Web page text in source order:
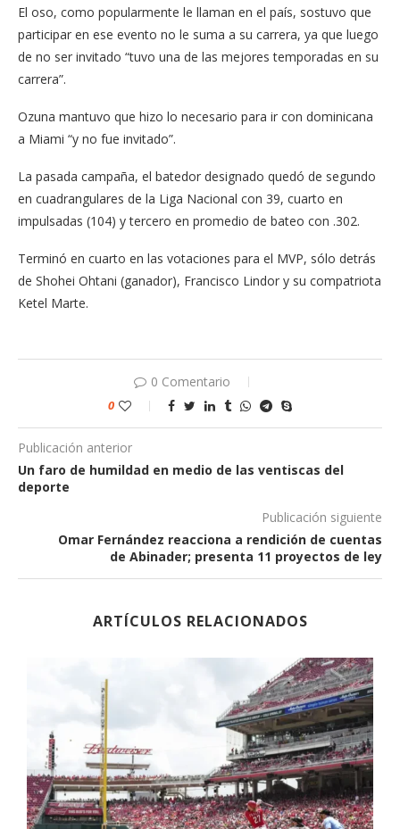
El oso, como popularmente le llaman en el país, sostuvo que
participar en ese evento no le suma a su carrera, ya que luego
de no ser invitado “tuvo una de las mejores temporadas en su
carrera”.
Ozuna mantuvo que hizo lo necesario para ir con dominicana
a Miami “y no fue invitado”.
La pasada campaña, el batedor designado quedó de segundo
en cuadrangulares de la Liga Nacional con 39, cuarto en
impulsadas (104) y tercero en promedio de bateo con .302.
Terminó en cuarto en las votaciones para el MVP, sólo detrás
de Shohei Ohtani (ganador), Francisco Lindor y su compatriota
Ketel Marte.
0 Comentario
0
Publicación anterior
Un faro de humildad en medio de las ventiscas del
deporte
Publicación siguiente
Omar Fernández reacciona a rendición de cuentas
de Abinader; presenta 11 proyectos de ley
ARTÍCULOS RELACIONADOS